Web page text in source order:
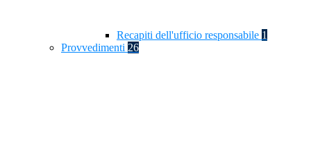
Recapiti dell'ufficio responsabile 1
Provvedimenti 26